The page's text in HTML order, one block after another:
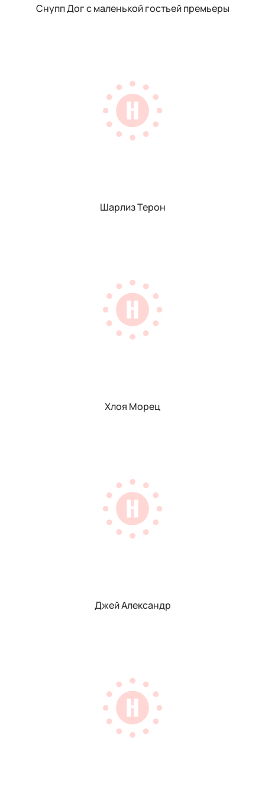
Снупп Дог с маленькой гостьей премьеры
Шарлиз Терон
Хлоя Морец
Джей Александр